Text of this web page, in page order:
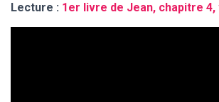
Lecture : 1er livre de Jean, chapitre 4,